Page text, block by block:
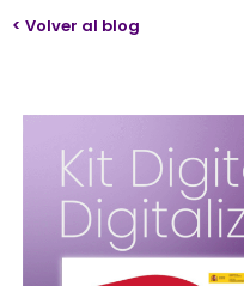
< Volver al blog